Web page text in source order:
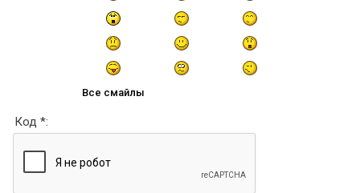
Все смайлы
Код *: